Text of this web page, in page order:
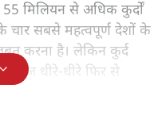
55 मिलियन से अधिक कुर्दों
चार सबसे महत्वपूर्ण देशों के
करना है। लेकिन कुर्द
आज धीरे-धीरे फिर से